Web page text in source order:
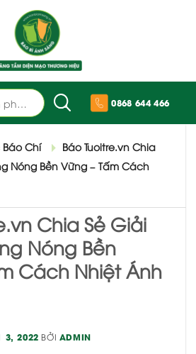
0868 644 466
Chí
Báo Tuoitre.vn Chia
Nóng Bền Vững – Tấm Cách
Chia Sẻ Giải
Nóng Bền
Cách Nhiệt Ánh
3, 2022 BỞI ADMIN